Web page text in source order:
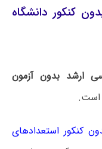
کنکور دانشگاه
ارشد بدون آزمون
کنکور استعدادهای